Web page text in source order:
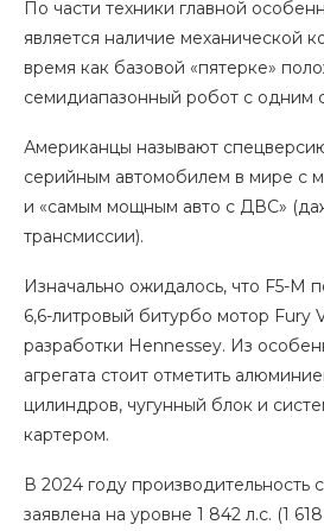
По части техники главной
является наличие механической
время как базовой «пятерке»
семидиапазонный робот с одним
Американцы называют
серийным автомобилем в мире с
и «самым мощным авто с ДВС»
трансмиссии).
Изначально ожидалось, что F5-M
6,6-литровый битурбо мотор Fury
разработки Hennessey. Из
агрегата стоит отметить
цилиндров, чугунный блок и
картером.
В 2024 году производительность
заявлена на уровне 1 842 л.с. (1